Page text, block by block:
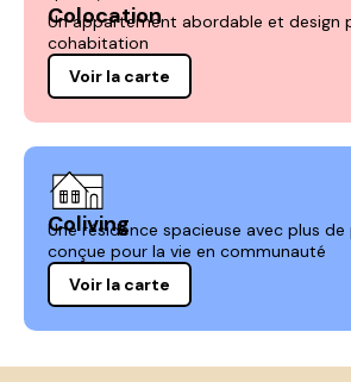
Colocation
Un appartement abordable et design
cohabitation
Voir la carte
Coliving
Une résidence spacieuse avec plus
conçue pour la vie en communauté
Voir la carte